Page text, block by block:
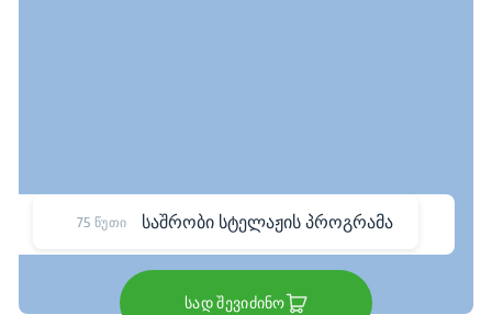
75 წუთი საშრობი სტელაჟის პროგრამა
სად შევიძინო